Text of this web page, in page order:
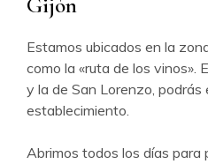
Gijón
Estamos ubicados en la
como la «ruta de los vinos».
y la de San Lorenzo,
establecimiento.
Abrimos todos los días para